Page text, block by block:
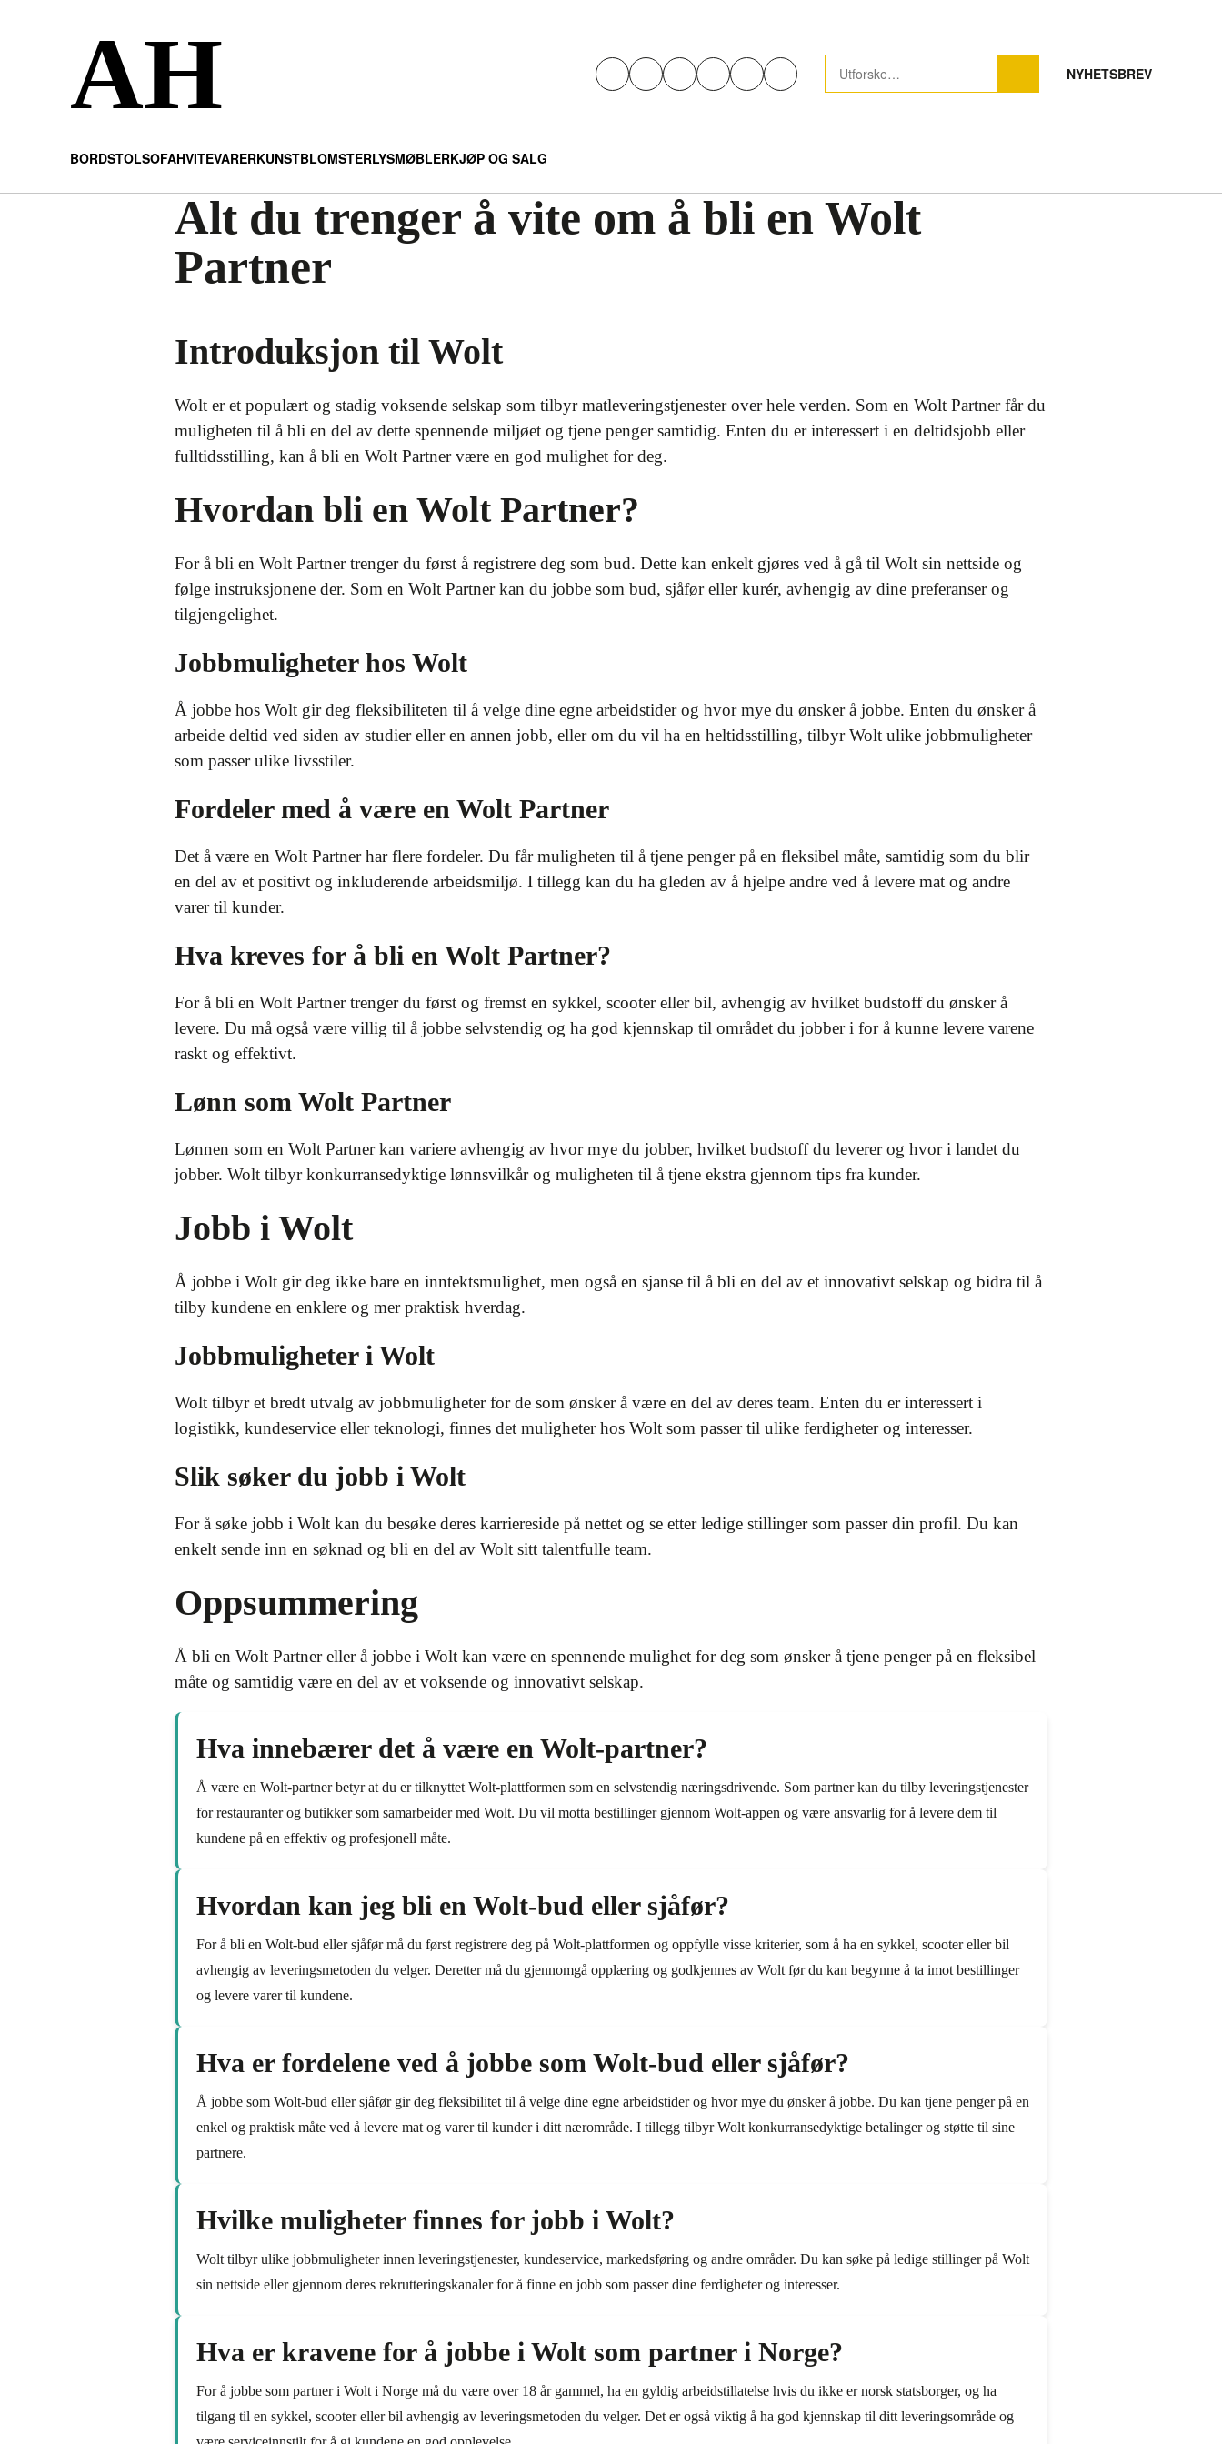
AH NYHETSBREV
BORDSTOLSOFAHVITEVARERKUNSTBLOMSTERLYSMØBLERKJØP OG SALG
Alt du trenger å vite om å bli en Wolt
Partner
Introduksjon til Wolt
Wolt er et populært og stadig voksende selskap som tilbyr matleveringstjenester over hele verden. Som en Wolt Partner får du
muligheten til å bli en del av dette spennende miljøet og tjene penger samtidig. Enten du er interessert i en deltidsjobb eller
fulltidsstilling, kan å bli en Wolt Partner være en god mulighet for deg.
Hvordan bli en Wolt Partner?
For å bli en Wolt Partner trenger du først å registrere deg som bud. Dette kan enkelt gjøres ved å gå til Wolt sin nettside og
følge instruksjonene der. Som en Wolt Partner kan du jobbe som bud, sjåfør eller kurér, avhengig av dine preferanser og
tilgjengelighet.
Jobbmuligheter hos Wolt
Å jobbe hos Wolt gir deg fleksibiliteten til å velge dine egne arbeidstider og hvor mye du ønsker å jobbe. Enten du ønsker å
arbeide deltid ved siden av studier eller en annen jobb, eller om du vil ha en heltidsstilling, tilbyr Wolt ulike jobbmuligheter
som passer ulike livsstiler.
Fordeler med å være en Wolt Partner
Det å være en Wolt Partner har flere fordeler. Du får muligheten til å tjene penger på en fleksibel måte, samtidig som du blir
en del av et positivt og inkluderende arbeidsmiljø. I tillegg kan du ha gleden av å hjelpe andre ved å levere mat og andre
varer til kunder.
Hva kreves for å bli en Wolt Partner?
For å bli en Wolt Partner trenger du først og fremst en sykkel, scooter eller bil, avhengig av hvilket budstoff du ønsker å
levere. Du må også være villig til å jobbe selvstendig og ha god kjennskap til området du jobber i for å kunne levere varene
raskt og effektivt.
Lønn som Wolt Partner
Lønnen som en Wolt Partner kan variere avhengig av hvor mye du jobber, hvilket budstoff du leverer og hvor i landet du
jobber. Wolt tilbyr konkurransedyktige lønnsvilkår og muligheten til å tjene ekstra gjennom tips fra kunder.
Jobb i Wolt
Å jobbe i Wolt gir deg ikke bare en inntektsmulighet, men også en sjanse til å bli en del av et innovativt selskap og bidra til å
tilby kundene en enklere og mer praktisk hverdag.
Jobbmuligheter i Wolt
Wolt tilbyr et bredt utvalg av jobbmuligheter for de som ønsker å være en del av deres team. Enten du er interessert i
logistikk, kundeservice eller teknologi, finnes det muligheter hos Wolt som passer til ulike ferdigheter og interesser.
Slik søker du jobb i Wolt
For å søke jobb i Wolt kan du besøke deres karriereside på nettet og se etter ledige stillinger som passer din profil. Du kan
enkelt sende inn en søknad og bli en del av Wolt sitt talentfulle team.
Oppsummering
Å bli en Wolt Partner eller å jobbe i Wolt kan være en spennende mulighet for deg som ønsker å tjene penger på en fleksibel
måte og samtidig være en del av et voksende og innovativt selskap.
Hva innebærer det å være en Wolt-partner?
Å være en Wolt-partner betyr at du er tilknyttet Wolt-plattformen som en selvstendig næringsdrivende. Som partner kan du tilby leveringstjenester
for restauranter og butikker som samarbeider med Wolt. Du vil motta bestillinger gjennom Wolt-appen og være ansvarlig for å levere dem til
kundene på en effektiv og profesjonell måte.
Hvordan kan jeg bli en Wolt-bud eller sjåfør?
For å bli en Wolt-bud eller sjåfør må du først registrere deg på Wolt-plattformen og oppfylle visse kriterier, som å ha en sykkel, scooter eller bil
avhengig av leveringsmetoden du velger. Deretter må du gjennomgå opplæring og godkjennes av Wolt før du kan begynne å ta imot bestillinger
og levere varer til kundene.
Hva er fordelene ved å jobbe som Wolt-bud eller sjåfør?
Å jobbe som Wolt-bud eller sjåfør gir deg fleksibilitet til å velge dine egne arbeidstider og hvor mye du ønsker å jobbe. Du kan tjene penger på en
enkel og praktisk måte ved å levere mat og varer til kunder i ditt nærområde. I tillegg tilbyr Wolt konkurransedyktige betalinger og støtte til sine
partnere.
Hvilke muligheter finnes for jobb i Wolt?
Wolt tilbyr ulike jobbmuligheter innen leveringstjenester, kundeservice, markedsføring og andre områder. Du kan søke på ledige stillinger på Wolt
sin nettside eller gjennom deres rekrutteringskanaler for å finne en jobb som passer dine ferdigheter og interesser.
Hva er kravene for å jobbe i Wolt som partner i Norge?
For å jobbe som partner i Wolt i Norge må du være over 18 år gammel, ha en gyldig arbeidstillatelse hvis du ikke er norsk statsborger, og ha
tilgang til en sykkel, scooter eller bil avhengig av leveringsmetoden du velger. Det er også viktig å ha god kjennskap til ditt leveringsområde og